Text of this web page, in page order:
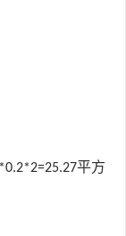
平方